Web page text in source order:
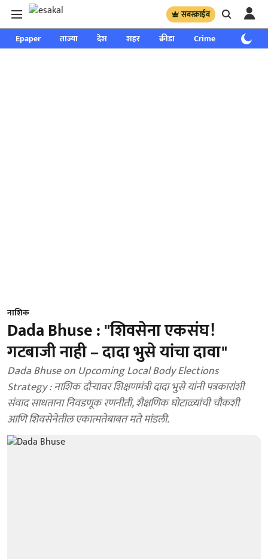
सबस्क्राईब
Epaper ताज्या देश शहर क्रीडा Crime साप्ताहिक
नाशिक
Dada Bhuse : "शिवसेना एकसंघ!
गटबाजी नाही – दादा भुसे यांचा दावा"
Dada Bhuse on Upcoming Local Body Elections
Strategy : नाशिक दौऱ्यावर शिक्षणमंत्री दादा भुसे यांनी पत्रकारांशी
संवाद साधताना निवडणूक रणनीती, शैक्षणिक घोटाळ्यांची चौकशी
आणि शिवसेनेतील एकात्मतेबाबत मते मांडली.